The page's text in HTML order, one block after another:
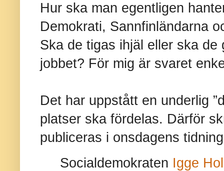
Hur ska man egentligen
Demokrati, Sannfinländarna
Ska de tigas ihjäl eller ska de
jobbet? För mig är svaret
Det har uppstått en underlig
platser ska fördelas. Därför
publiceras i onsdagens
Socialdemokraten Igge